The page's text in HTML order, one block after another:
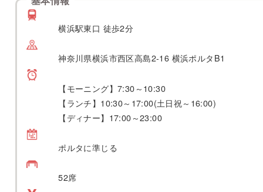
横浜駅東口 徒歩2分
神奈川県横浜市西区高島2-16 横浜ポルタB1
【モーニング】7:30～10:30
【ランチ】10:30～17:00(土日祝～16:00)
【ディナー】17:00～23:00
ポルタに準じる
52席